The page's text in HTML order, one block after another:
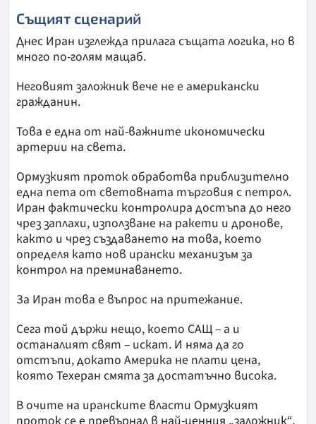
Същият сценарий
Днес Иран изглежда прилага същата логика, но в
много по-голям мащаб.
Неговият заложник вече не е американски
гражданин.
Това е една от най-важните икономически
артерии на света.
Ормузкият проток обработва приблизително
една пета от световната търговия с петрол.
Иран фактически контролира достъпа до него
чрез заплахи, използване на ракети и дронове,
както и чрез създаването на това, което
определя като нов ирански механизъм за
контрол на преминаването.
За Иран това е въпрос на притежание.
Сега той държи нещо, което САЩ – а и
останалият свят – искат. И няма да го
отстъпи, докато Америка не плати цена,
която Техеран смята за достатъчно висока.
В очите на иранските власти Ормузкият